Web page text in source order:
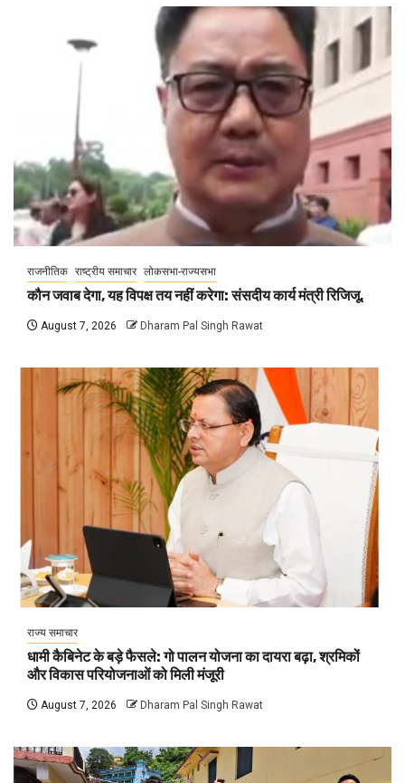
राजनीतिक राष्ट्रीय समाचार लोकसभा-राज्यसभा
कौन जवाब देगा, यह विपक्ष तय नहीं करेगा: संसदीय कार्य मंत्री रिजिजू,
August 7, 2026 Dharam Pal Singh Rawat
राज्य समाचार
धामी कैबिनेट के बड़े फैसले: गो पालन योजना का दायरा बढ़ा, श्रमिकों
और विकास परियोजनाओं को मिली मंजूरी
August 7, 2026 Dharam Pal Singh Rawat